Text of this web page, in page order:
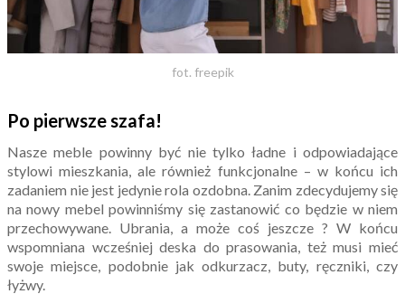
fot. freepik
Po pierwsze szafa!
Nasze meble powinny być nie tylko ładne i odpowiadające
stylowi mieszkania, ale również funkcjonalne – w końcu ich
zadaniem nie jest jedynie rola ozdobna. Zanim zdecydujemy się
na nowy mebel powinniśmy się zastanowić co będzie w niem
przechowywane. Ubrania, a może coś jeszcze ? W końcu
wspomniana wcześniej deska do prasowania, też musi mieć
swoje miejsce, podobnie jak odkurzacz, buty, ręczniki, czy
łyżwy.